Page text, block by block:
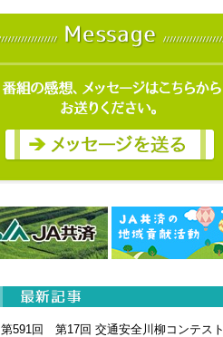
第591回 第17回 交通安全川柳コンテスト